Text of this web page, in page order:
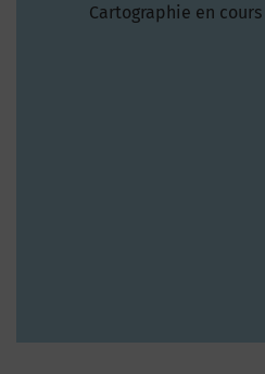
Cartographie en